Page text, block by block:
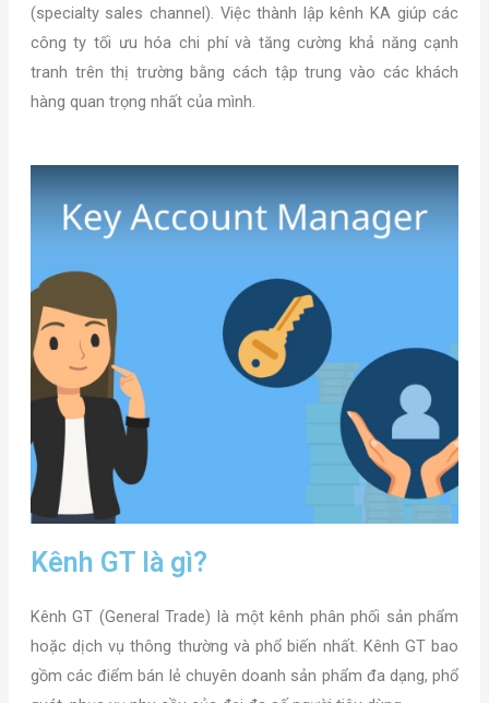
(specialty sales channel). Việc thành lập kênh KA giúp các
công ty tối ưu hóa chi phí và tăng cường khả năng cạnh
tranh trên thị trường bằng cách tập trung vào các khách
hàng quan trọng nhất của mình.
Kênh GT là gì?
Kênh GT (General Trade) là một kênh phân phối sản phẩm
hoặc dịch vụ thông thường và phổ biến nhất. Kênh GT bao
gồm các điểm bán lẻ chuyên doanh sản phẩm đa dạng, phổ